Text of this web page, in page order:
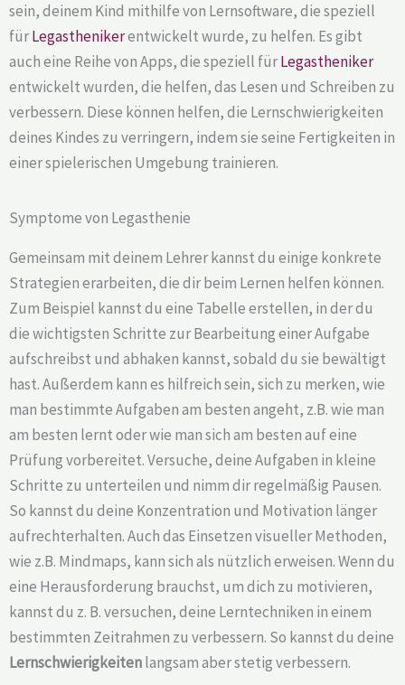
sein, deinem Kind mithilfe von Lernsoftware, die speziell
fürLegasthenikerentwickelt wurde, zu helfen. Es gibt
auch eine Reihe von Apps, die speziell fürLegastheniker
entwickelt wurden, die helfen, das Lesen und Schreiben zu
verbessern. Diese können helfen, die Lernschwierigkeiten
deines Kindes zu verringern, indem sie seine Fertigkeiten in
einer spielerischen Umgebung trainieren.
Symptome von Legasthenie
Gemeinsam mit deinem Lehrer kannst du einige konkrete
Strategien erarbeiten, die dir beim Lernen helfen können.
Zum Beispiel kannst du eine Tabelle erstellen, in der du
die wichtigsten Schritte zur Bearbeitung einer Aufgabe
aufschreibst und abhaken kannst, sobald du sie bewältigt
hast. Außerdem kann es hilfreich sein, sich zu merken, wie
man bestimmte Aufgaben am besten angeht, z.B. wie man
am besten lernt oder wie man sich am besten auf eine
Prüfung vorbereitet. Versuche, deine Aufgaben in kleine
Schritte zu unterteilen und nimm dir regelmäßig Pausen.
So kannst du deine Konzentration und Motivation länger
aufrechterhalten. Auch das Einsetzen visueller Methoden,
wie z.B. Mindmaps, kann sich als nützlich erweisen. Wenn du
eine Herausforderung brauchst, um dich zu motivieren,
kannst du z. B. versuchen, deine Lerntechniken in einem
bestimmten Zeitrahmen zu verbessern. So kannst du deine
Lernschwierigkeitenlangsam aber stetig verbessern.